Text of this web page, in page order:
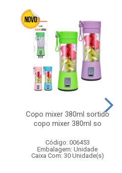
Copo mixer 380ml sortido
copo mixer 380ml so
Código: 006453
Embalagem: Unidade
Caixa Com: 30 Unidade(s)